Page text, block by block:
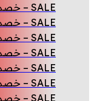
SALE – خصم 25% لفترة محدودة ⚡